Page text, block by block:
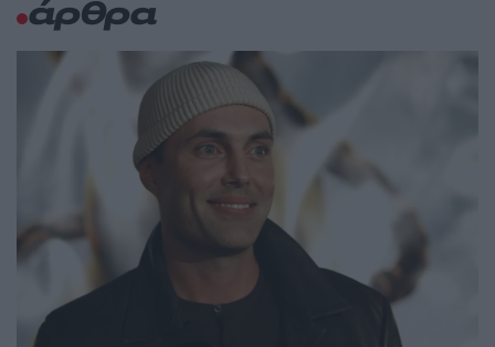
άρθρα